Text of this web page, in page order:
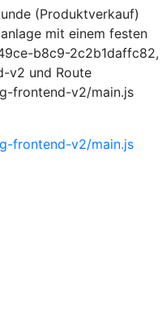
(Produktverkauf)
mit einem festen
b8c9-2c2b1daffc82,
v2 und Route
frontend-v2/main.js
frontend-v2/main.js